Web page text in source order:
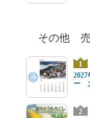
その他 売
1
ー
2